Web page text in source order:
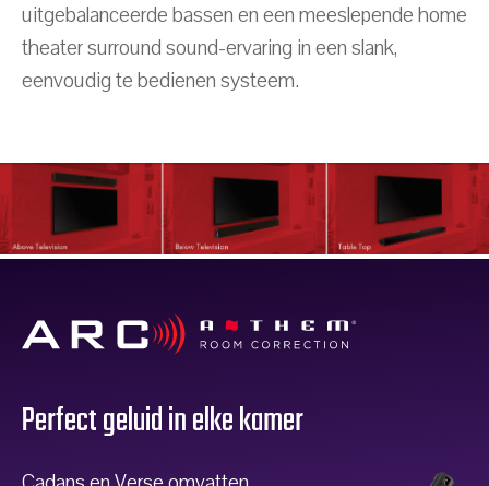
uitgebalanceerde bassen en een meeslepende home
theater surround sound-ervaring in een slank,
eenvoudig te bedienen systeem.
Perfect geluid in elke kamer